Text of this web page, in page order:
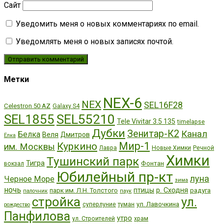
Сайт
Уведомить меня о новых комментариях по email.
Уведомлять меня о новых записях почтой.
Метки
Celestron 50 AZ Galaxy S4 NEX NEX-6 SEL16F28
SEL1855 SEL55210 Tele Vivitar 3.5 135 timelapse
Ёлка Белка Веля Дмитров Дубки Зенитар-К2 Канал
им. Москвы Куркино Лавра Мир-1 Новые Химки Речной
вокзал Тигра Тушинский парк Фонтан Химки
Черное Море Юбилейный пр-кт зима луна
ночь палочник парк им. Л.Н. Толстого паук птицы р. Сходня радуга
рождество стройка суперлуние туман ул. Лавочкина ул.
Панфилова ул. Строителей утро храм